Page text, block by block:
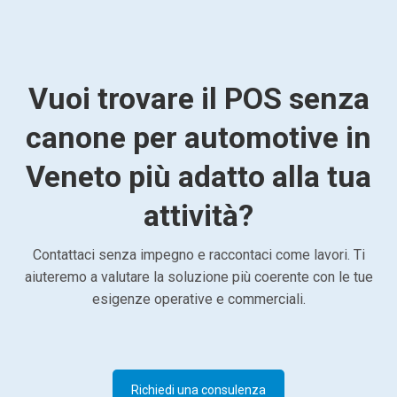
Vuoi trovare il POS senza
canone per automotive in
Veneto più adatto alla tua
attività?
Contattaci senza impegno e raccontaci come lavori. Ti
aiuteremo a valutare la soluzione più coerente con le tue
esigenze operative e commerciali.
Richiedi una consulenza